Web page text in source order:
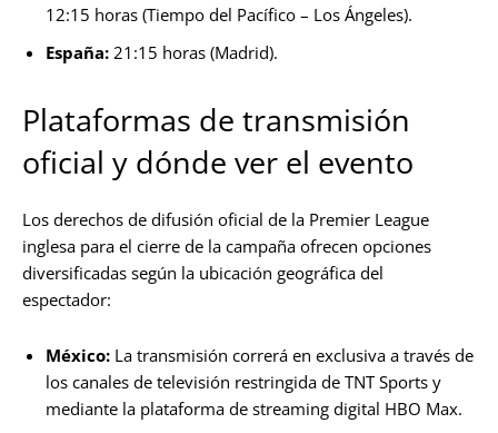
12:15 horas (Tiempo del Pacífico – Los Ángeles).
España: 21:15 horas (Madrid).
Plataformas de transmisión
oficial y dónde ver el evento
Los derechos de difusión oficial de la Premier League
inglesa para el cierre de la campaña ofrecen opciones
diversificadas según la ubicación geográfica del
espectador:
México: La transmisión correrá en exclusiva a través de
los canales de televisión restringida de TNT Sports y
mediante la plataforma de streaming digital HBO Max.